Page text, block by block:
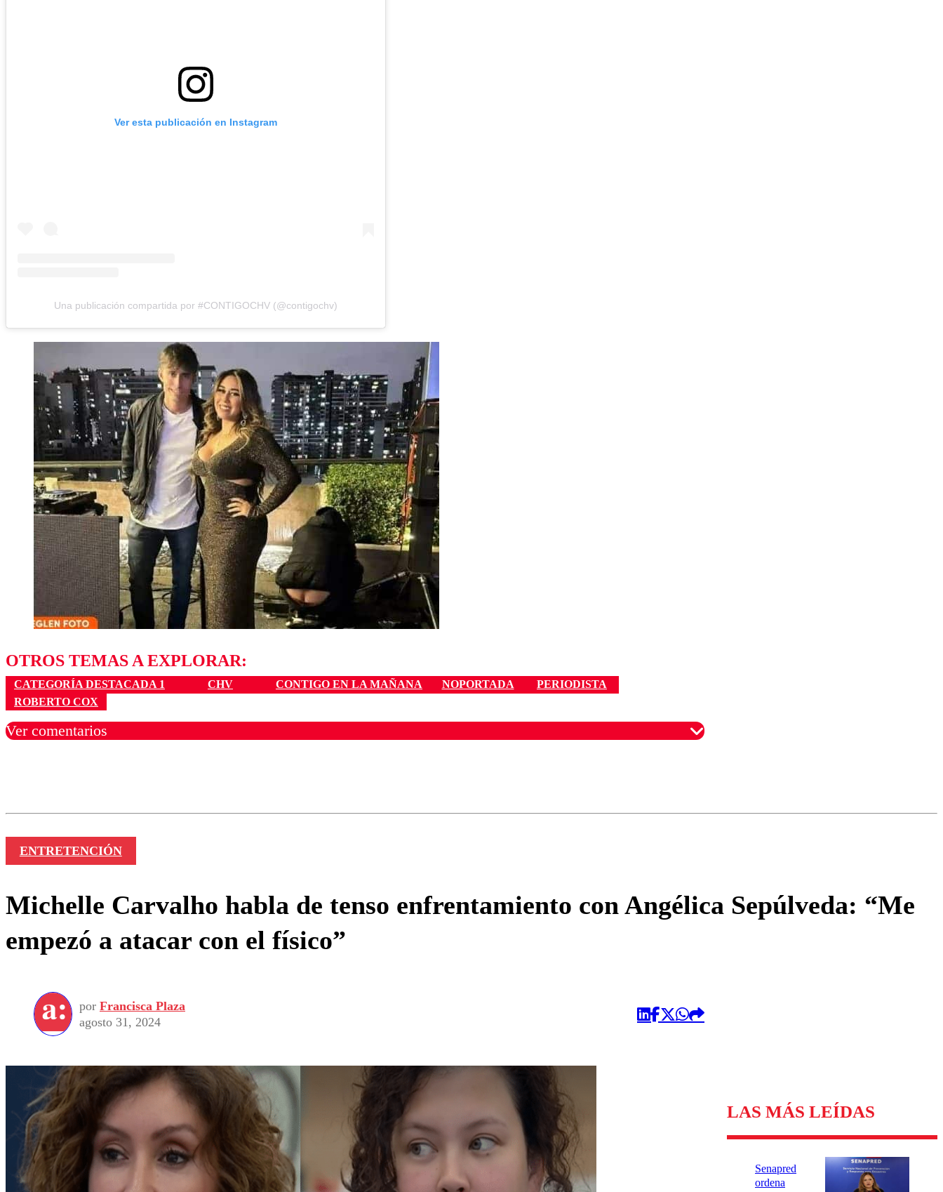
Ver esta publicación en Instagram
Una publicación compartida por #CONTIGOCHV (@contigochv)
OTROS TEMAS A EXPLORAR:
CATEGORÍA DESTACADA 1 CHV CONTIGO EN LA MAÑANA NOPORTADA
PERIODISTA
ROBERTO COX
Ver comentarios
ENTRETENCIÓN
Michelle Carvalho habla de tenso enfrentamiento con Angélica Sepúlveda: “Me
empezó a atacar con el físico”
por Francisca Plaza
agosto 31, 2024
LAS MÁS LEÍDAS
Senapred
ordena